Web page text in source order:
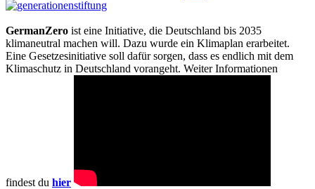
GermanZero ist eine Initiative, die Deutschland bis 2035
klimaneutral machen will. Dazu wurde ein Klimaplan erarbeitet.
Eine Gesetzesinitiative soll dafür sorgen, dass es endlich mit dem
Klimaschutz in Deutschland vorangeht. Weiter Informationen
findest du hier